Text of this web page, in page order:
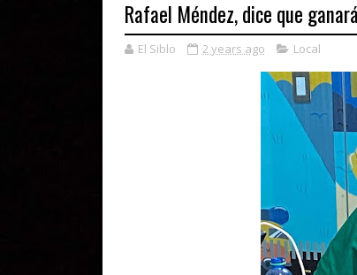
Rafael Méndez, dice que
El Siblo 2 years ago Local